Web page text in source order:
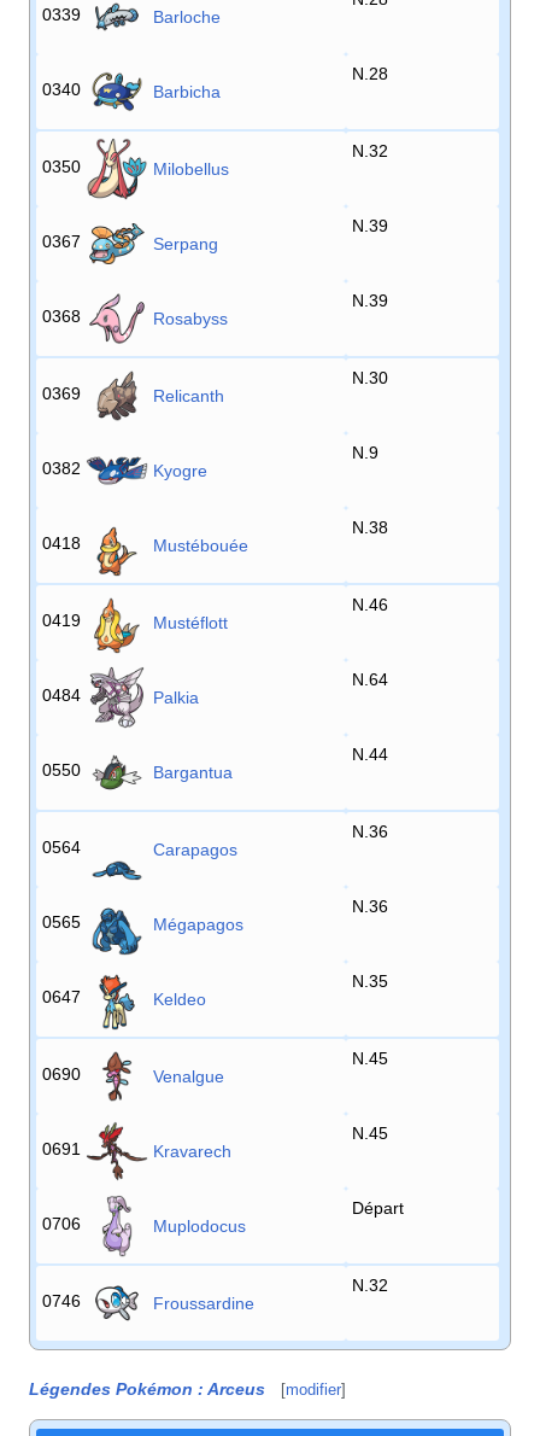
0339 Barloche
0340 Barbicha
N.28
0350 Milobellus
N.32
0367 Serpang
N.39
0368 Rosabyss
N.39
0369 Relicanth
N.30
0382 Kyogre
N.9
0418 Mustébouée
N.38
0419 Mustéflott
N.46
0484 Palkia
N.64
0550 Bargantua
N.44
0564 Carapagos
N.36
0565 Mégapagos
N.36
0647 Keldeo
N.35
0690 Venalgue
N.45
0691 Kravarech
N.45
0706 Muplodocus
Départ
0746 Froussardine
N.32
Légendes Pokémon : Arceus [modifier]